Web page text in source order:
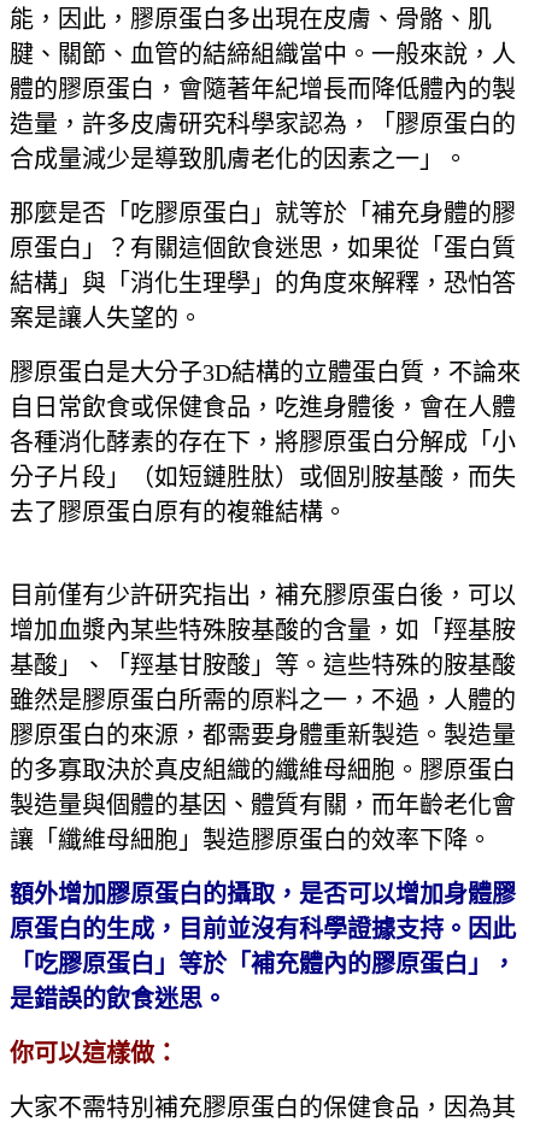
能，因此，膠原蛋白多出現在皮膚、骨骼、肌
腱、關節、血管的結締組織當中。一般來說，人
體的膠原蛋白，會隨著年紀增長而降低體內的製
造量，許多皮膚研究科學家認為，「膠原蛋白的
合成量減少是導致肌膚老化的因素之一」。
那麼是否「吃膠原蛋白」就等於「補充身體的膠
原蛋白」？有關這個飲食迷思，如果從「蛋白質
結構」與「消化生理學」的角度來解釋，恐怕答
案是讓人失望的。
膠原蛋白是大分子3D結構的立體蛋白質，不論來
自日常飲食或保健食品，吃進身體後，會在人體
各種消化酵素的存在下，將膠原蛋白分解成「小
分子片段」（如短鏈胜肽）或個別胺基酸，而失
去了膠原蛋白原有的複雜結構。
目前僅有少許研究指出，補充膠原蛋白後，可以
增加血漿內某些特殊胺基酸的含量，如「羥基胺
基酸」、「羥基甘胺酸」等。這些特殊的胺基酸
雖然是膠原蛋白所需的原料之一，不過，人體的
膠原蛋白的來源，都需要身體重新製造。製造量
的多寡取決於真皮組織的纖維母細胞。膠原蛋白
製造量與個體的基因、體質有關，而年齡老化會
讓「纖維母細胞」製造膠原蛋白的效率下降。
額外增加膠原蛋白的攝取，是否可以增加身體膠
原蛋白的生成，目前並沒有科學證據支持。因此
「吃膠原蛋白」等於「補充體內的膠原蛋白」，
是錯誤的飲食迷思。
你可以這樣做：
大家不需特別補充膠原蛋白的保健食品，因為其